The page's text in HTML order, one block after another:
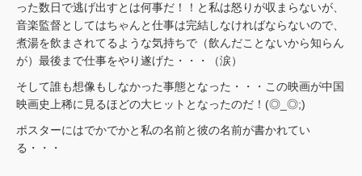
った数日で逃げ出すとは何事だ！！と私は怒りが収まらないが、
音楽監督としてはちゃんと仕事は完結しなければならないので、
煮湯を飲まされてるような気持ちで（飲んだことないから知らん
が）最後まで仕事をやり遂げた・・・（涙）
そして誰も想像もしなかった事態となった・・・この映画が中国
映画史上稀に見るほどの大ヒットとなったのだ！(◎_◎;)
ポスターにはでかでかと私の名前と彼の名前が書かれてい
る・・・